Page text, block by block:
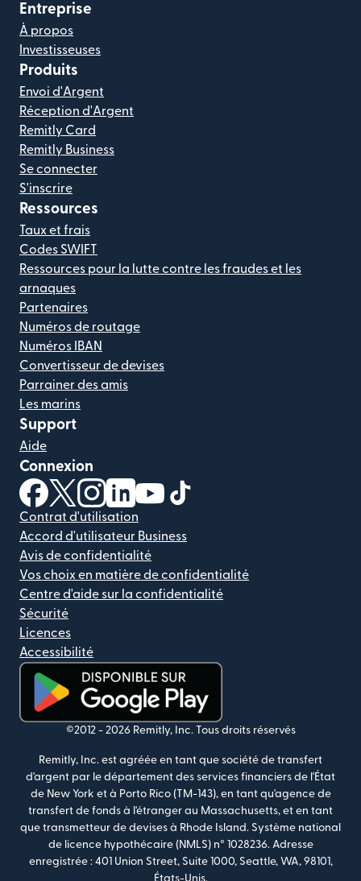
Entreprise
À propos
Investisseuses
Produits
Envoi d'Argent
Réception d'Argent
Remitly Card
Remitly Business
Se connecter
S'inscrire
Ressources
Taux et frais
Codes SWIFT
Ressources pour la lutte contre les fraudes et les
arnaques
Partenaires
Numéros de routage
Numéros IBAN
Convertisseur de devises
Parrainer des amis
Les marins
Support
Aide
Connexion
(s'ouvre dans une nouvelle fenêtre)
(s'ouvre dans une nouvelle fenêtre)
(s'ouvre dans une nouvelle fenêtre)
(s'ouvre dans une nouvelle fenêtre)
(s'ouvre dans une nouvelle
Contrat d'utilisation
Accord d'utilisateur Business
Avis de confidentialité
Vos choix en matière de confidentialité
Centre d'aide sur la confidentialité
Sécurité
Licences
Accessibilité
(s'ouvre dans une nouvelle fenêtre)
©2012 - 2026 Remitly, Inc. Tous droits réservés
Remitly, Inc. est agréée en tant que société de transfert
d'argent par le département des services financiers de l'État
de New York et à Porto Rico (TM-143), en tant qu'agence de
transfert de fonds à l'étranger au Massachusetts, et en tant
que transmetteur de devises à Rhode Island. Système national
de licence hypothécaire (NMLS) n° 1028236. Adresse
enregistrée : 401 Union Street, Suite 1000, Seattle, WA, 98101,
États-Unis.